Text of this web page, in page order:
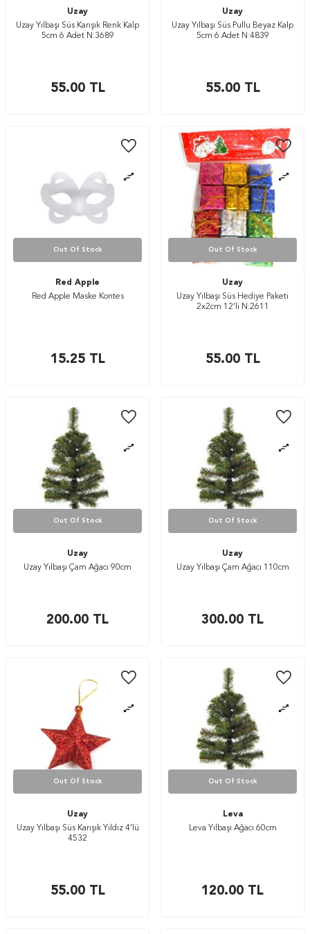
Uzay
Uzay Yılbaşı Süs Karışık Renk Kalp
5cm 6 Adet N:3689
55.00TL
Uzay
Uzay Yılbaşı Süs Pullu Beyaz Kalp
5cm 6 Adet N:4839
55.00TL
Out Of Stock
Red Apple
Red Apple Maske Kontes
15.25TL
Out Of Stock
Uzay
Uzay Yılbaşı Süs Hediye Paketi
2x2cm 12’li N:2611
55.00TL
Out Of Stock
Uzay
Uzay Yılbaşı Çam Ağacı 90cm
200.00 TL
Out Of Stock
Uzay
Uzay Yılbaşı Çam Ağacı 110cm
300.00 TL
Out Of Stock
Uzay
Uzay Yılbaşı Süs Karışık Yıldız 4’lü
4532
55.00TL
Out Of Stock
Leva
Leva Yılbaşı Ağacı 60cm
120.00 TL